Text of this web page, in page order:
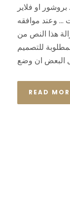
او فلاير
… وعند موافقه
هذا النص من
للتصميم
READ